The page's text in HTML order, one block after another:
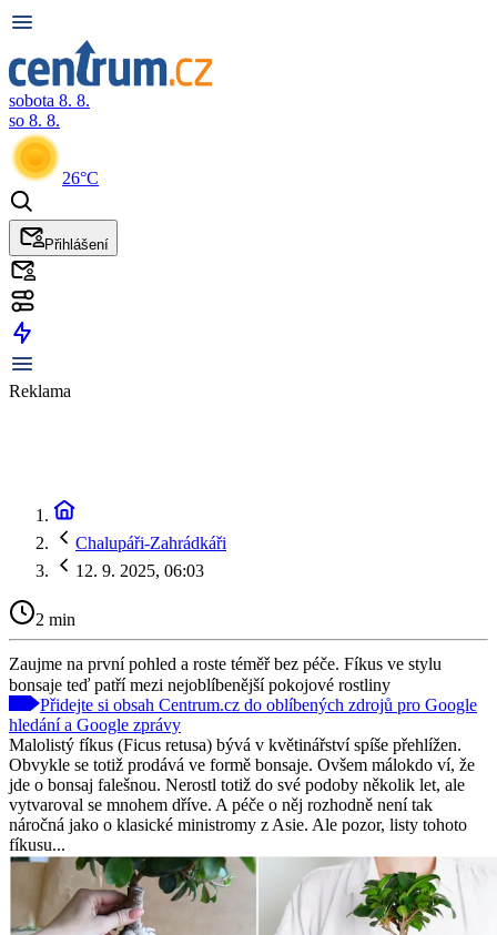
sobota 8. 8.
so 8. 8.
26°C
Přihlášení
Reklama
Chalupáři-Zahrádkáři
12. 9. 2025, 06:03
2 min
Zaujme na první pohled a roste téměř bez péče. Fíkus ve stylu
bonsaje teď patří mezi nejoblíbenější pokojové rostliny
Přidejte si obsah Centrum.cz do oblíbených zdrojů pro Google
hledání a Google zprávy
Malolistý fíkus (Ficus retusa) bývá v květinářství spíše přehlížen.
Obvykle se totiž prodává ve formě bonsaje. Ovšem málokdo ví, že
jde o bonsaj falešnou. Nerostl totiž do své podoby několik let, ale
vytvaroval se mnohem dříve. A péče o něj rozhodně není tak
náročná jako o klasické ministromy z Asie. Ale pozor, listy tohoto
fíkusu...